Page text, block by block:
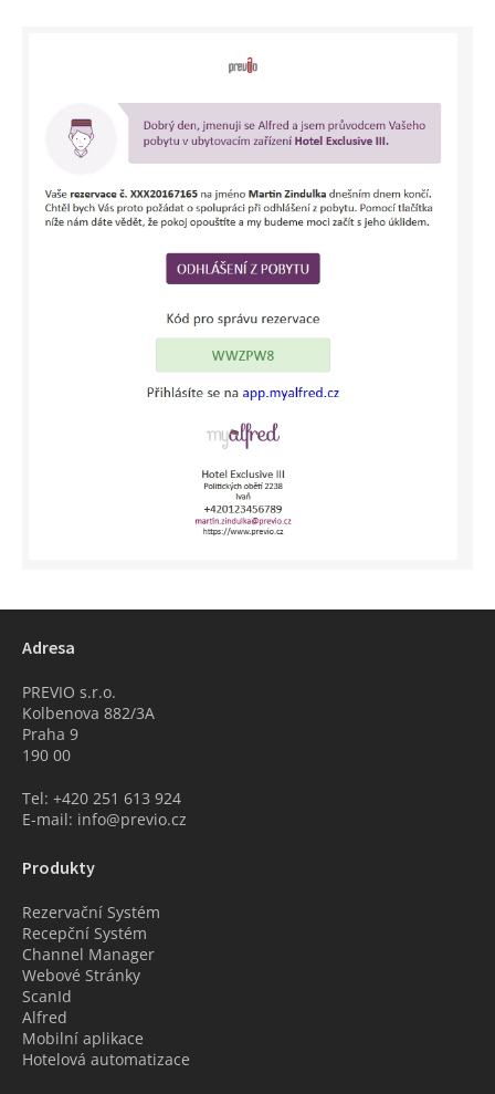
Adresa
PREVIO s.r.o.
Kolbenova 882/3A
Praha 9
190 00
Tel: +420 251 613 924
E-mail: info@previo.cz
Produkty
Rezervační Systém
Recepční Systém
Channel Manager
Webové Stránky
ScanId
Alfred
Mobilní aplikace
Hotelová automatizace